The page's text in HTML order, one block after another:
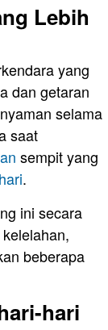
Lebih
yang
dan getaran
selama
saat
sempit yang
.
ini secara
beberapa
hari